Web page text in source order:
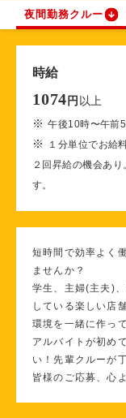
夜間勤務クルー
時給
1074 円 以上
※午後10時〜午前
※
１分単位でお給
２回昇給の機会あ
す。
短時間で効率よく
ませんか？
学生、主婦(主夫)
している楽しい店
環境を一緒に作っ
アルバイトが初め
い！先輩クルーが
皆様のご応募、心